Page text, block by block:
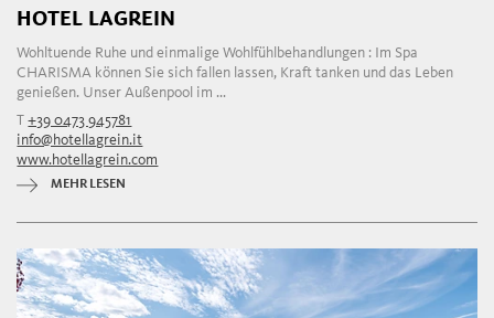
HOTEL LAGREIN
Wohltuende Ruhe und einmalige Wohlfühlbehandlungen : Im Spa
CHARISMA können Sie sich fallen lassen, Kraft tanken und das Leben
genießen. Unser Außenpool im ...
T+39 0473 945781
info@hotellagrein.it
www.hotellagrein.com
MEHR LESEN